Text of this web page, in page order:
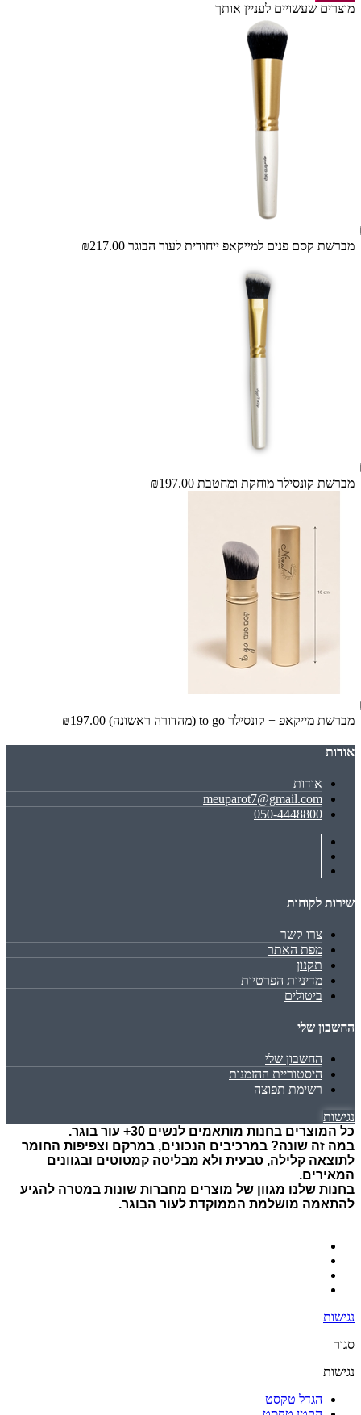
מוצרים שעשויים לעניין אותך
מברשת קסם פנים למייקאפ ייחודית לעור הבוגר ₪217.00
מברשת קונסילר מוחקת ומחטבת ₪197.00
מברשת מייקאפ + קונסילר to go (מהדורה ראשונה) ₪197.00
אודות
אודות
meuparot7@gmail.com
050-4448800
שירות לקוחות
צרו קשר
מפת האתר
תקנון
מדיניות הפרטיות
ביטולים
החשבון שלי
החשבון שלי
היסטוריית ההזמנות
רשימת תפוצה
נגישות
כל המוצרים בחנות מותאמים לנשים 30+ עור בוגר.
במה זה שונה? במרכיבים הנכונים, במרקם וצפיפות החומר
לתוצאה קלילה, טבעית ולא מבליטה קמטוטים ובגוונים
המאירים.
בחנות שלנו מגוון של מוצרים מחברות שונות במטרה להגיע
להתאמה מושלמת הממוקדת לעור הבוגר.
נגישות
סגור
נגישות
הגדל טקסט